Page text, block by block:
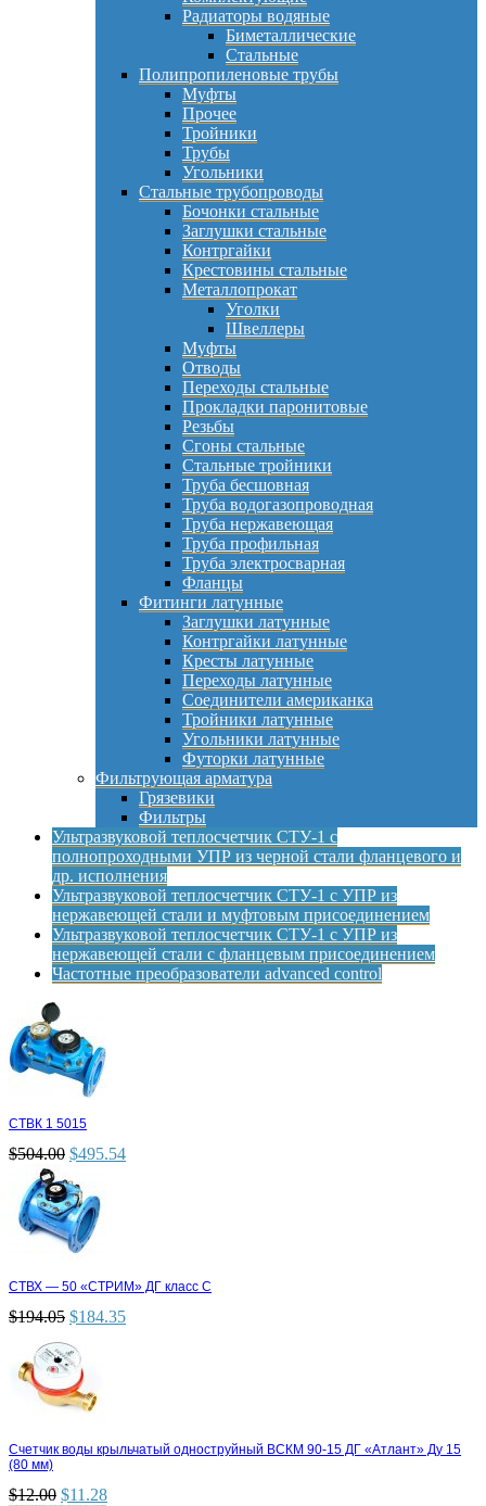
Радиаторы водяные
Биметаллические
Стальные
Полипропиленовые трубы
Муфты
Прочее
Тройники
Трубы
Угольники
Стальные трубопроводы
Бочонки стальные
Заглушки стальные
Контргайки
Крестовины стальные
Металлопрокат
Уголки
Швеллеры
Муфты
Отводы
Переходы стальные
Прокладки паронитовые
Резьбы
Сгоны стальные
Стальные тройники
Труба бесшовная
Труба водогазопроводная
Труба нержавеющая
Труба профильная
Труба электросварная
Фланцы
Фитинги латунные
Заглушки латунные
Контргайки латунные
Кресты латунные
Переходы латунные
Соединители американка
Тройники латунные
Угольники латунные
Футорки латунные
Фильтрующая арматура
Грязевики
Фильтры
Ультразвуковой теплосчетчик СТУ-1 с
полнопроходными УПР из черной стали фланцевого и
др. исполнения
Ультразвуковой теплосчетчик СТУ-1 с УПР из
нержавеющей стали и муфтовым присоединением
Ультразвуковой теплосчетчик СТУ-1 с УПР из
нержавеющей стали с фланцевым присоединением
Частотные преобразователи advanced control
СТВК 1 5015
$504.00 $495.54
СТВХ — 50 «СТРИМ» ДГ класс С
$194.05 $184.35
Счетчик воды крыльчатый одноструйный ВСКМ 90-15 ДГ «Атлант» Ду 15
(80 мм)
$12.00 $11.28